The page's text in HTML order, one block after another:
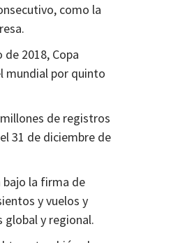
como la
2018, Copa
mundial por quinto
de registros
31 de diciembre de
bajo la firma de
y vuelos y
y regional.